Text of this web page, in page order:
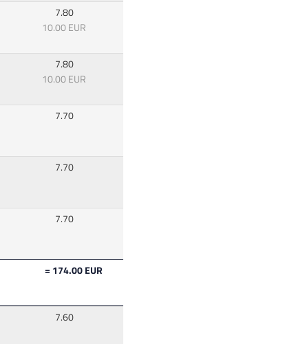
7.80
10.00 EUR
7.80
10.00 EUR
7.70
7.70
7.70
= 174.00 EUR
7.60